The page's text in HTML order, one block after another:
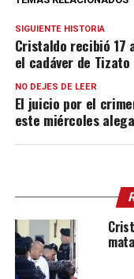
SIGUIENTE HISTORIA
Cristaldo recibió 17
el cadáver de Tizato
NO DEJES DE LEER
El juicio por el
este miércoles